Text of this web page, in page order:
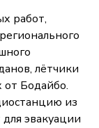
работ,
лётчики
от Бодайбо.
из
эвакуации